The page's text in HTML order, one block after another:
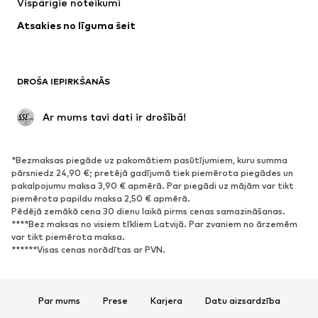
Apakšveļa
Mēteļi
Svinības
Ekskluzīvi
APAVI
Jaunumi
Šobrīd populāri
Brīvā laika apavi
Puszābaki
Augstpapēžu apavi
Sandales
Kurpes
Vispārīgie noteikumi
Atsakies no līguma šeit
DROŠA IEPIRKŠANĀS
Ar mums tavi dati ir drošībā!
*Bezmaksas piegāde uz pakomātiem pasūtījumiem, kuru summa
pārsniedz 24,90 €; pretējā gadījumā tiek piemērota piegādes un
pakalpojumu maksa 3,90 € apmērā. Par piegādi uz mājām var tikt
piemērota papildu maksa 2,50 € apmērā.
Pēdējā zemākā cena 30 dienu laikā pirms cenas samazināšanas.
****Bez maksas no visiem tīkliem Latvijā. Par zvaniem no ārzemēm
var tikt piemērota maksa.
******Visas cenas norādītas ar PVN.
Par mums Prese Karjera
Datu aizsardzība